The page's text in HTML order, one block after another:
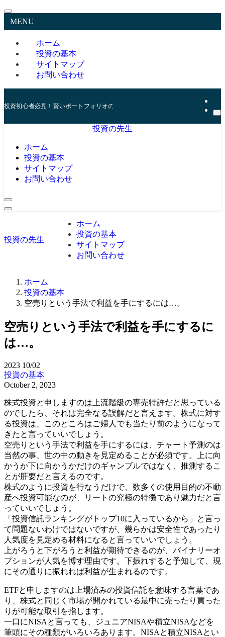
MENU
ホーム
投資の基本
サイトマップ
お問い合わせ
投資初心者必見！賢いポートフォリオの組み方とリスク管理の秘訣
投資の先生
ホーム
投資の基本
サイトマップ
お問い合わせ
投資の先生
ホーム
投資の基本
サイトマップ
お問い合わせ
ホーム
投資の基本
空売りという手法で利益を手にするには…。
空売りという手法で利益を手にするに
は…。
2023 10/02
投資の基本
October 2, 2023
株式投資と申しますのは上流階級の専売特許だと思っている
のでしたら、それは完全なる誤解だと言えます。株式に対す
る投資は、このところはご婦人でも当たり前のようになって
きたと言っていいでしょう。
空売りという手法で利益を手にするには、チャート予測のは
当然の事、世の中の動きを見定めることが必須です。上に向
かうか下に向かうかだけのギャンブルではなく、推測するこ
とが肝要だと言えるのです。
株式のように投資を行なうだけで、数多くの使用目的の不動
産へ投資可能なのが、リートの究極の特徴であり魅力だと言
っていいでしょう。
「投資信託ランキングがトップ10に入っているから」と言っ
て問題ないわけではないですが、幾らかは安全性であったり
人気度を見定める材料になると言っていいでしょう。
上がろうと下がろうと利益が期待できるのが、バイナリーオ
プションが人気を博す理由です。下振れすると予知して、現
にその通りに振れれば利益が生まれるのです。
ETFと申しますのは上場済みの投資信託を意味する言葉であ
り、株式と同じく市場が開かれている最中に売ったり買った
りが可能な取引を指します。
一口にNISAと言っても、ジュニアNISAや積立NISAなどを
筆頭にその種類がいろいろあります。NISAと積立NISAとい